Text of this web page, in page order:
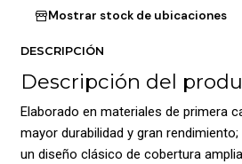
Mostrar stock de ubicaciones
DESCRIPCIÓN
Descripción del
Elaborado en materiales de primera
mayor durabilidad y gran
un diseño clásico de cobertura